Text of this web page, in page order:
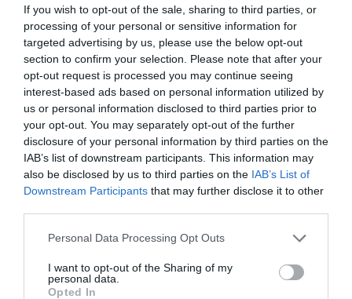
If you wish to opt-out of the sale, sharing to third parties, or
processing of your personal or sensitive information for
targeted advertising by us, please use the below opt-out
section to confirm your selection. Please note that after your
opt-out request is processed you may continue seeing
interest-based ads based on personal information utilized by
us or personal information disclosed to third parties prior to
your opt-out. You may separately opt-out of the further
disclosure of your personal information by third parties on the
IAB’s list of downstream participants. This information may
also be disclosed by us to third parties on the IAB’s List of
Downstream Participants that may further disclose it to other
Personal Data Processing Opt Outs
I want to opt-out of the Sharing of my
personal data.
Opted In
príležitostné spanie)
POPIS PRODUKTU
Materiál: pravá hovädzia koža
Taburetku si môžete objednať aj v látke.
Rozmer:50 x 45 x 50 cm
DOPRAVA ZDARMA